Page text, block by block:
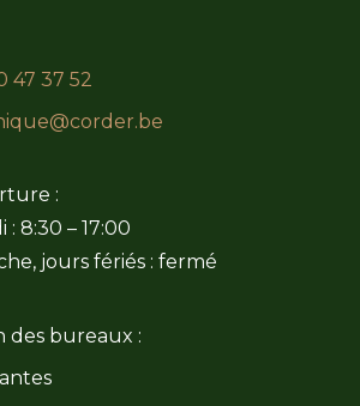
47 37 52
:
8:30 – 17:00
jours fériés : fermé
des bureaux :